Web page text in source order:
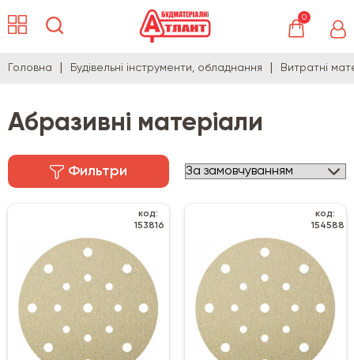
0
Головна Будівельні інструменти, обладнання Витратні
Абразивні матеріали
Фильтри
код:
153816
код:
154588